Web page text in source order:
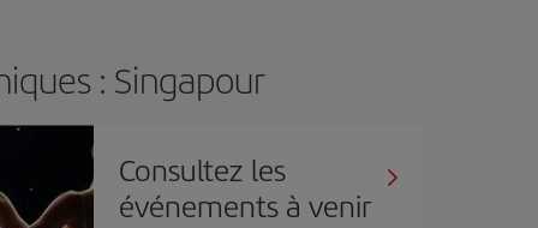
: Singapour
Consultez les
événements à venir